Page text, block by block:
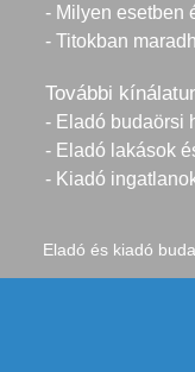
- Milyen esetben
- Titokban
További
- Eladó budaörsi
- Eladó lakások
- Kiadó
Eladó és kiadó